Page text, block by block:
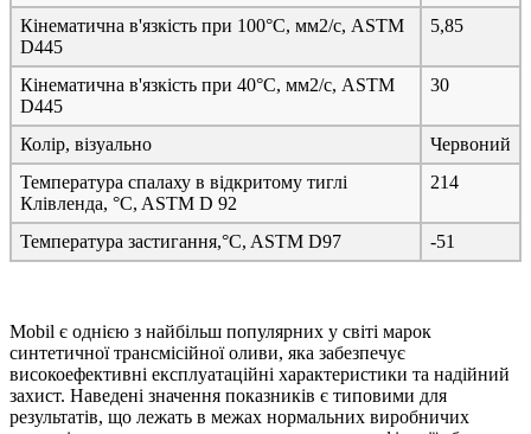
Кінематична в'язкість при 100°C, мм2/с, ASTM
D445
5,85
Кінематична в'язкість при 40°C, мм2/с, ASTM
D445
30
Колір, візуально
Червоний
Температура спалаху в відкритому тиглі
Клівленда, °C, ASTM D 92
214
Температура застигання,°C, ASTM D97 -51
Mobil є однією з найбільш популярних у світі марок
синтетичної трансмісійної оливи, яка забезпечує
високоефективні експлуатаційні характеристики та надійний
захист. Наведені значення показників є типовими для
результатів, що лежать в межах нормальних виробничих